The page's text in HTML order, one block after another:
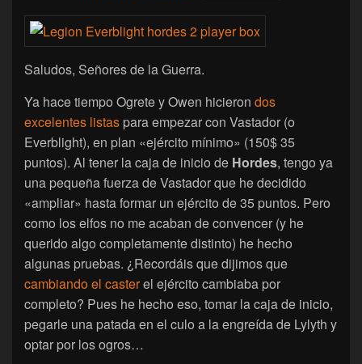
Saludos, Señores de la Guerra.
Ya hace tiempo Ogrete y Owen hicieron dos
excelentes listas para empezar con Vastador (o
Everblight), en plan «ejército mínimo» (150$ 35
puntos). Al tener la caja de inicio de Hordes, tengo ya
una pequeña fuerza de Vastador que he decidido
«ampliar» hasta formar un ejército de 35 puntos. Pero
como los elfos no me acaban de convencer (y he
querido algo completamente distinto) he hecho
algunas pruebas. ¿Recordáis que dijimos que
cambiando el casterel ejército cambiaba por
completo? Pues he hecho eso, tomar la caja de inicio,
pegarle una patada en el culo a la engreída de Lylyth y
optar por los ogros…